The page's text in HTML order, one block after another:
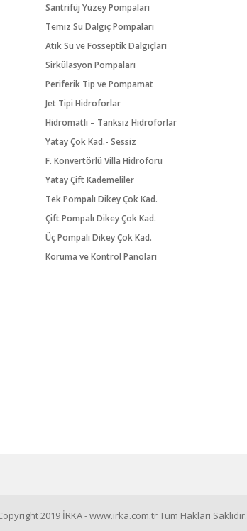
Santrifüj Yüzey Pompaları
Temiz Su Dalgıç Pompaları
Atık Su ve Fosseptik Dalgıçları
Sirkülasyon Pompaları
Periferik Tip ve Pompamat
Jet Tipi Hidroforlar
Hidromatlı – Tanksız Hidroforlar
Yatay Çok Kad.- Sessiz
F. Konvertörlü Villa Hidroforu
Yatay Çift Kademeliler
Tek Pompalı Dikey Çok Kad.
Çift Pompalı Dikey Çok Kad.
Üç Pompalı Dikey Çok Kad.
Koruma ve Kontrol Panoları
2019 İRKA - www.irka.com.tr Tüm Hakları Saklıdır.